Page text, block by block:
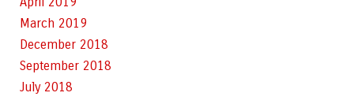
March 2019
December 2018
September 2018
July 2018